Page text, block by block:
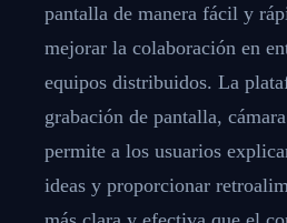
pantalla de manera fácil y
mejorar la colaboración en
equipos distribuidos. La
grabación de pantalla,
permite a los usuarios
ideas y proporcionar